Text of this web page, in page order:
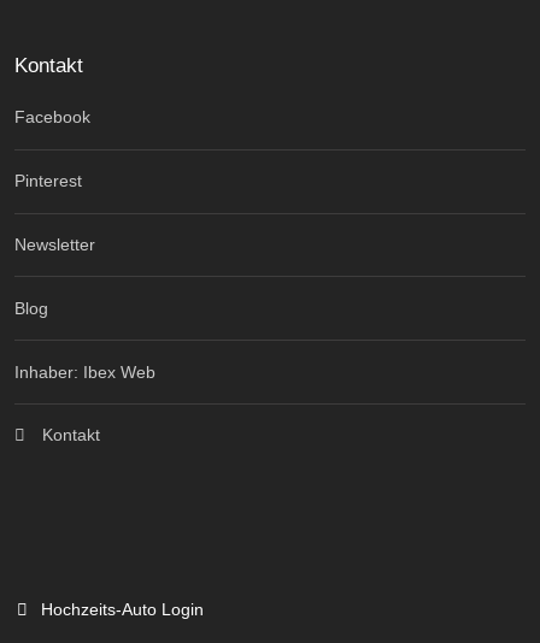
Kontakt
Facebook
Pinterest
Newsletter
Blog
Inhaber: Ibex Web
Kontakt
Hochzeits-Auto Login